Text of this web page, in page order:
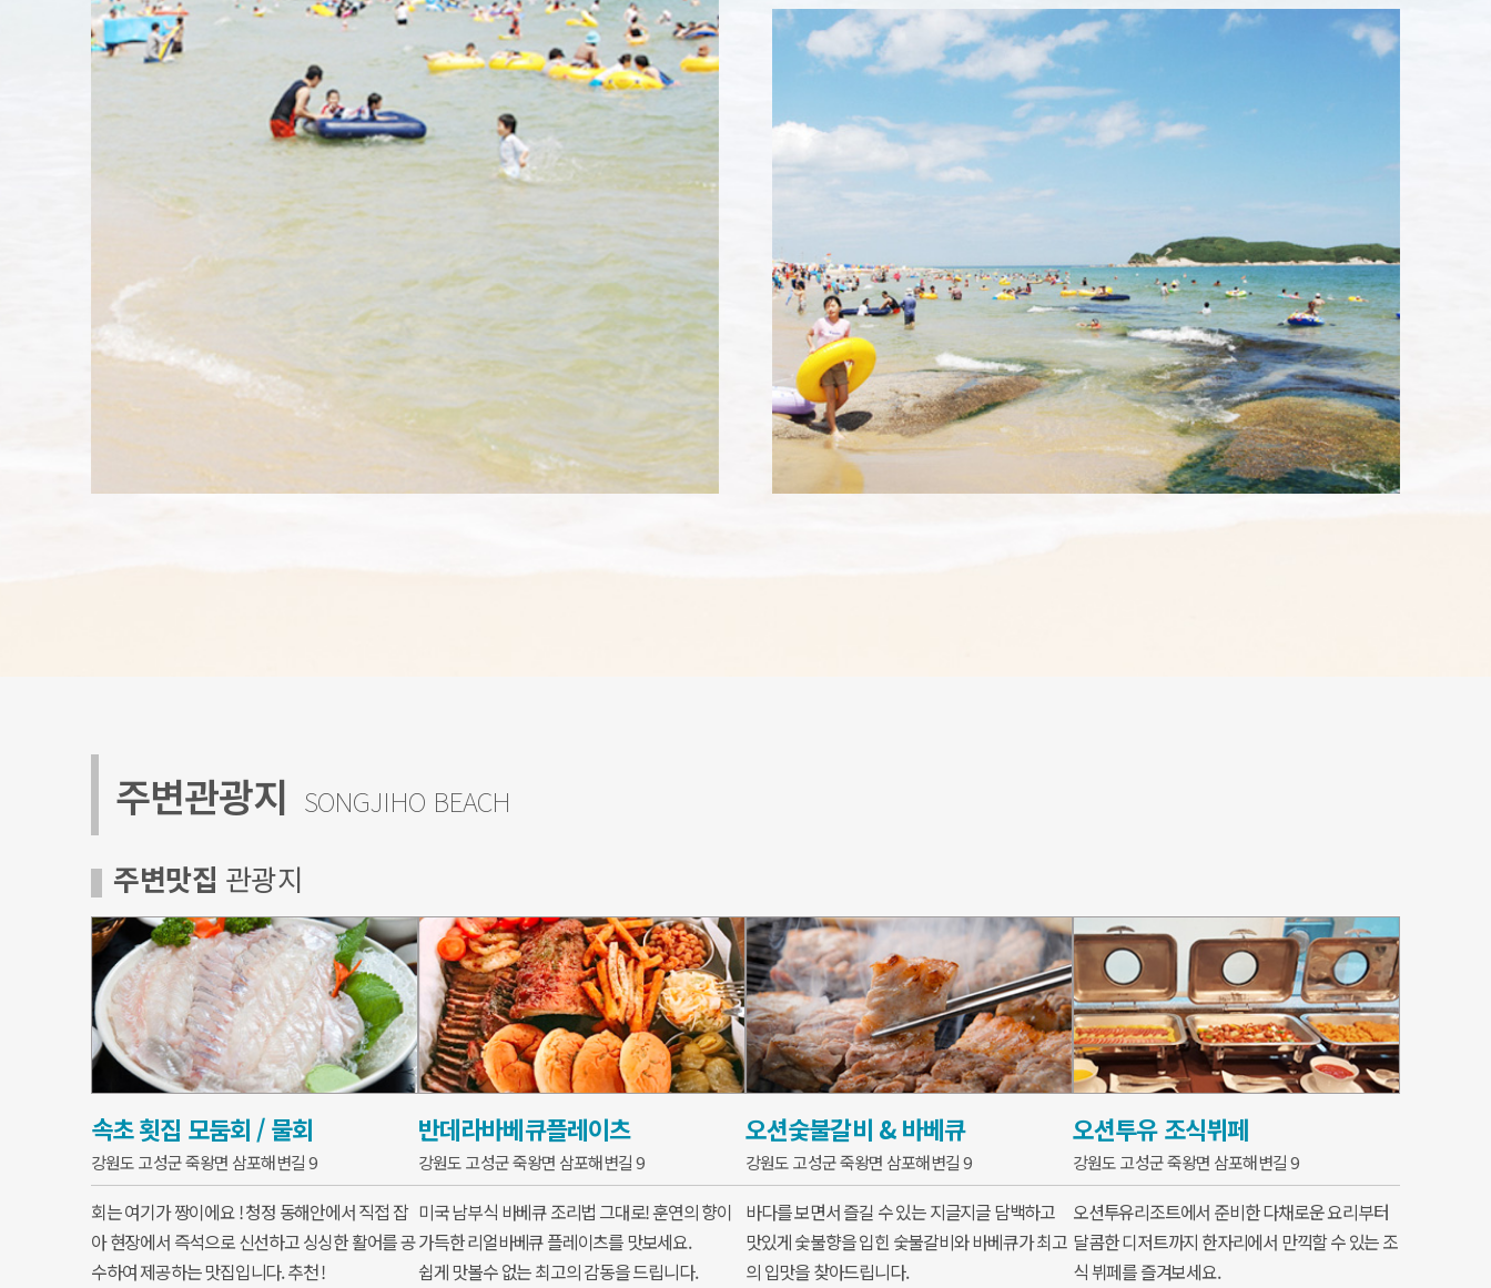
주변관광지 SONGJIHO BEACH
주변맛집 관광지
속초 횟집 모둠회 / 물회
강원도 고성군 죽왕면 삼포해변길 9
회는 여기가 짱이에요 ! 청정 동해안에서 직접 잡
아 현장에서 즉석으로 신선하고 싱싱한 활어를 공
수하여 제공하는 맛집입니다. 추천 !
반데라바베큐플레이츠
강원도 고성군 죽왕면 삼포해변길 9
미국 남부식 바베큐 조리법 그대로! 훈연의 향이
가득한 리얼바베큐 플레이츠를 맛보세요.
쉽게 맛볼수 없는 최고의 감동을 드립니다.
오션숯불갈비 & 바베큐
강원도 고성군 죽왕면 삼포해변길 9
바다를 보면서 즐길 수 있는 지글지글 담백하고
맛있게 숯불향을 입힌 숯불갈비와 바베큐가 최고
의 입맛을 찾아드립니다.
오션투유 조식뷔페
강원도 고성군 죽왕면 삼포해변길 9
오션투유리조트에서 준비한 다채로운 요리부터
달콤한 디저트까지 한자리에서 만끽할 수 있는 조
식 뷔페를 즐겨보세요.